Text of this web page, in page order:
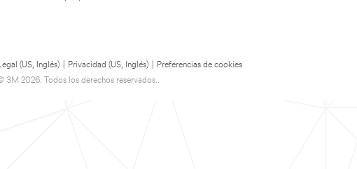
(US, Inglés) Privacidad (US, Inglés)
Preferencias de cookies
3M 2026. Todos los derechos reservados..